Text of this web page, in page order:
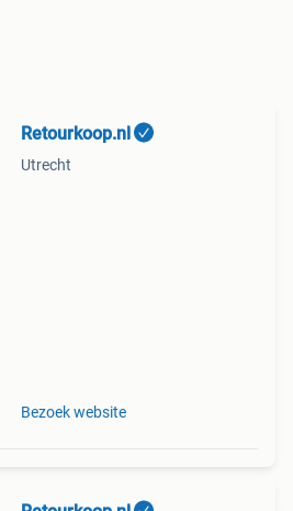
Retourkoop.nl
Utrecht
Bezoek website